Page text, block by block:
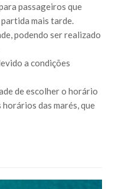
passageiros que
mais tarde.
podendo ser realizado
a condições
de escolher o horário
das marés, que